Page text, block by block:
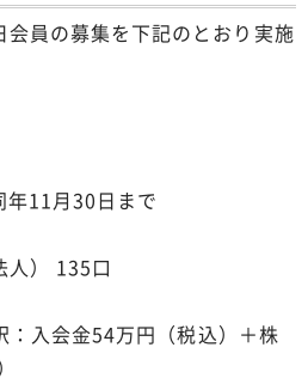
員の募集を下記のとおり実施
11月30日まで
人） 135口
入会金54万円（税込）＋株